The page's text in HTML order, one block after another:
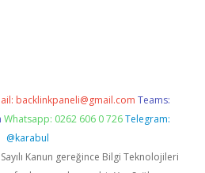
backlinkpaneli@gmail.com Teams:
Whatsapp: 0262 606 0 726 Telegram:
@karabul
Kanun gereğince Bilgi Teknolojileri